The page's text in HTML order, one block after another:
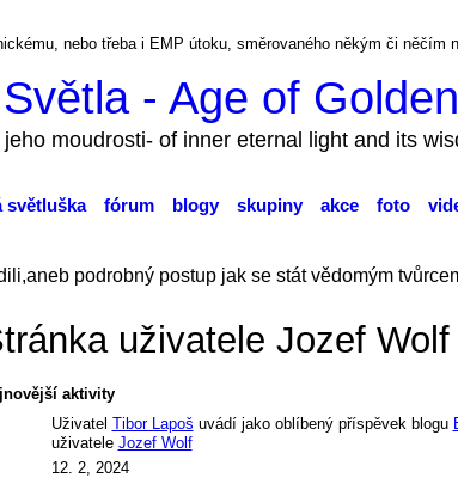
nebo třeba i EMP útoku, směrovaného někým či něčím
- Age of
moudrosti- of inner eternal light and its
světluška fórum blogy skupiny akce foto
podrobný postup jak se stát vědomým
uživatele Jozef Wolf
aktivity
Uživatel Tibor Lapoš uvádí jako oblíbený příspěvek blogu
uživatele Jozef Wolf
12. 2, 2024